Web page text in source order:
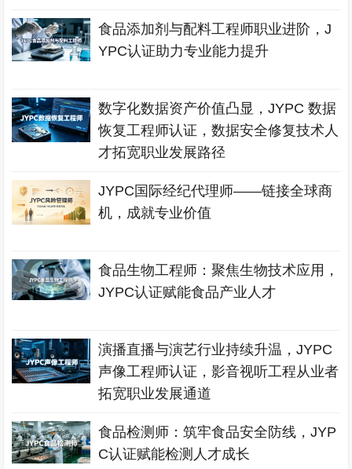
食品添加剂与配料工程师职业进阶，J
YPC认证助力专业能力提升
数字化数据资产价值凸显，JYPC 数据
恢复工程师认证，数据安全修复技术人
才拓宽职业发展路径
JYPC国际经纪代理师——链接全球商
机，成就专业价值
食品生物工程师：聚焦生物技术应用，
JYPC认证赋能食品产业人才
演播直播与演艺行业持续升温，JYPC
声像工程师认证，影音视听工程从业者
拓宽职业发展通道
食品检测师：筑牢食品安全防线，JYP
C认证赋能检测人才成长